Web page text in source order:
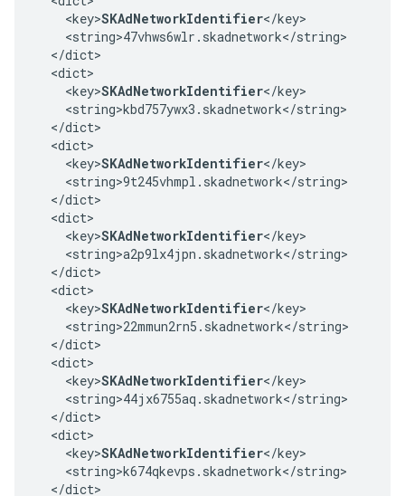
    <key>
SKAdNetworkIdentifier</key>
    <string>47vhws6wlr.skadnetwork</string>
  </dict>
  <dict>
    <key>
SKAdNetworkIdentifier</key>
    <string>kbd757ywx3.skadnetwork</string>
  </dict>
  <dict>
    <key>
SKAdNetworkIdentifier</key>
    <string>9t245vhmpl.skadnetwork</string>
  </dict>
  <dict>
    <key>
SKAdNetworkIdentifier</key>
    <string>a2p9lx4jpn.skadnetwork</string>
  </dict>
  <dict>
    <key>
SKAdNetworkIdentifier</key>
    <string>22mmun2rn5.skadnetwork</string>
  </dict>
  <dict>
    <key>
SKAdNetworkIdentifier</key>
    <string>44jx6755aq.skadnetwork</string>
  </dict>
  <dict>
    <key>
SKAdNetworkIdentifier</key>
    <string>k674qkevps.skadnetwork</string>
  </dict>